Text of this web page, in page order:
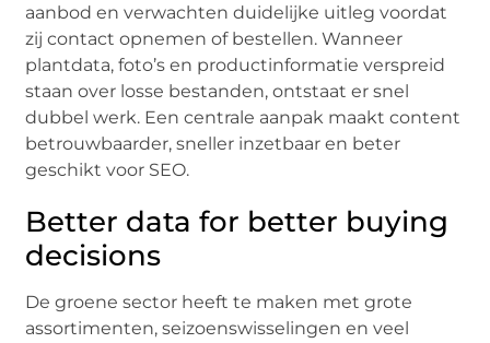
aanbod en verwachten duidelijke uitleg voordat
zij contact opnemen of bestellen. Wanneer
plantdata, foto’s en productinformatie verspreid
staan over losse bestanden, ontstaat er snel
dubbel werk. Een centrale aanpak maakt content
betrouwbaarder, sneller inzetbaar en beter
geschikt voor SEO.
Better data for better buying
decisions
De groene sector heeft te maken met grote
assortimenten, seizoenswisselingen en veel